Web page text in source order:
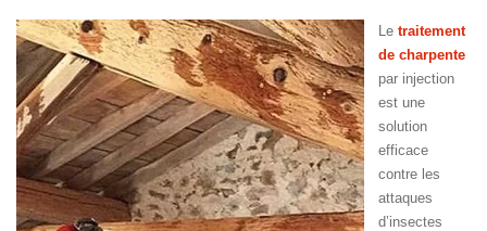
Le traitement
de charpente
par injection
est une
solution
efficace
contre les
attaques
d’insectes